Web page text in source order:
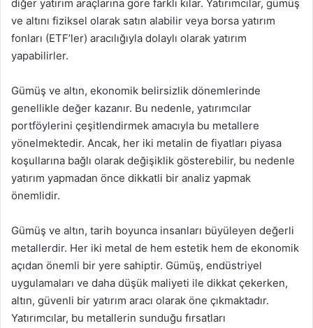
diğer yatırım araçlarına göre farklı kılar. Yatırımcılar, gümüş
ve altını fiziksel olarak satın alabilir veya borsa yatırım
fonları (ETF’ler) aracılığıyla dolaylı olarak yatırım
yapabilirler.
Gümüş ve altın, ekonomik belirsizlik dönemlerinde
genellikle değer kazanır. Bu nedenle, yatırımcılar
portföylerini çeşitlendirmek amacıyla bu metallere
yönelmektedir. Ancak, her iki metalin de fiyatları piyasa
koşullarına bağlı olarak değişiklik gösterebilir, bu nedenle
yatırım yapmadan önce dikkatli bir analiz yapmak
önemlidir.
Gümüş ve altın, tarih boyunca insanları büyüleyen değerli
metallerdir. Her iki metal de hem estetik hem de ekonomik
açıdan önemli bir yere sahiptir. Gümüş, endüstriyel
uygulamaları ve daha düşük maliyeti ile dikkat çekerken,
altın, güvenli bir yatırım aracı olarak öne çıkmaktadır.
Yatırımcılar, bu metallerin sunduğu fırsatları